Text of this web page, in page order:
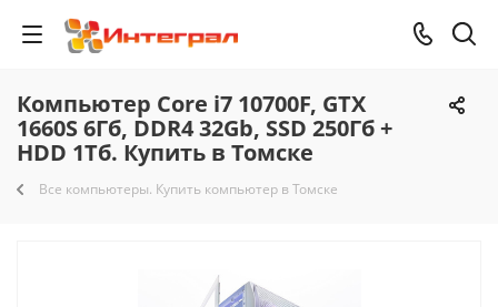
Компьютер Core i7 10700F, GTX
1660S 6Гб, DDR4 32Gb, SSD 250Гб +
HDD 1Тб. Купить в Томске
Все компьютеры. Купить компьютер в Томске